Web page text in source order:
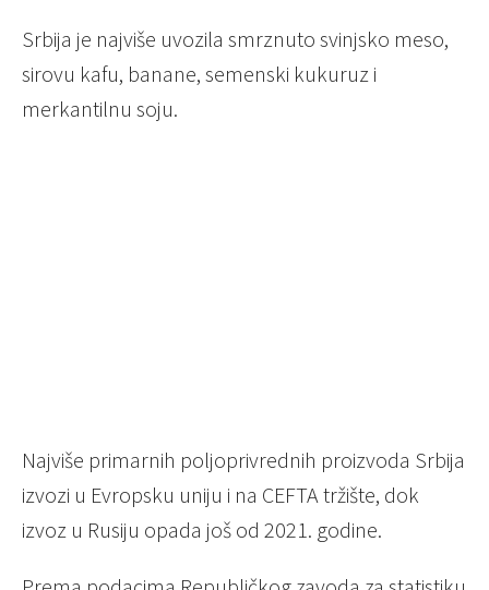
Srbija je najviše uvozila smrznuto svinjsko meso,
sirovu kafu, banane, semenski kukuruz i
merkantilnu soju.
Najviše primarnih poljoprivrednih proizvoda Srbija
izvozi u Evropsku uniju i na CEFTA tržište, dok
izvoz u Rusiju opada još od 2021. godine.